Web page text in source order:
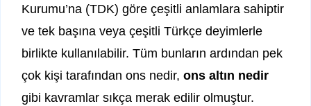
Kurumu’na (TDK) göre çeşitli anlamlara sahiptir
ve tek başına veya çeşitli Türkçe deyimlerle
birlikte kullanılabilir. Tüm bunların ardından pek
çok kişi tarafından ons nedir, ons altın nedir
gibi kavramlar sıkça merak edilir olmuştur.